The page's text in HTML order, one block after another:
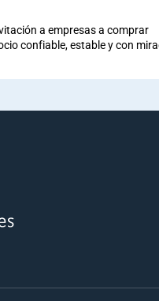
a empresas a comprar
confiable, estable y con